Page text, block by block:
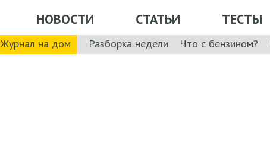
НОВОСТИ СТАТЬИ ТЕСТЫ
Журнал на дом Разборка недели Что с бензином?